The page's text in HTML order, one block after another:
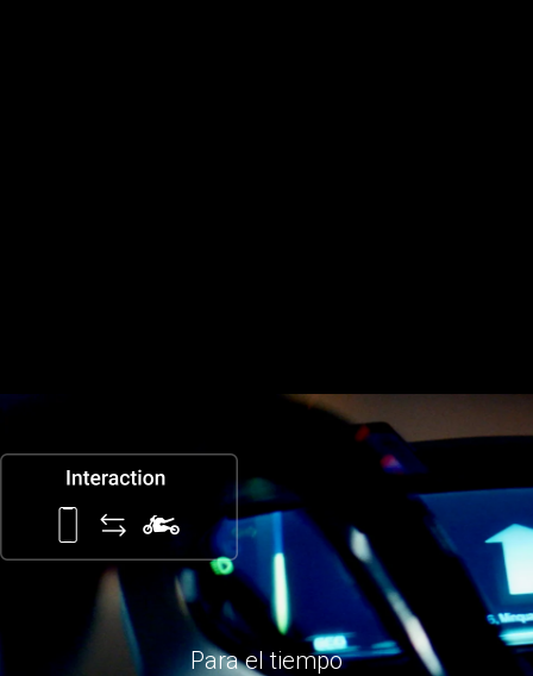
Para el tiempo